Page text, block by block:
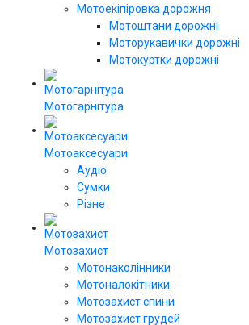
Мотоекіпіровка дорожня
Мотоштани дорожні
Моторукавички дорожні
Мотокуртки дорожні
Мотогарнітура
Мотоаксесуари
Аудіо
Сумки
Різне
Мотозахист
Мотонаколінники
Мотоналокітники
Мотозахист спини
Мотозахист грудей